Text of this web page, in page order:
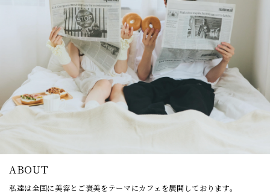
ABOUT
私達は全国に美容とご褒美をテーマにカフェを展開しております。